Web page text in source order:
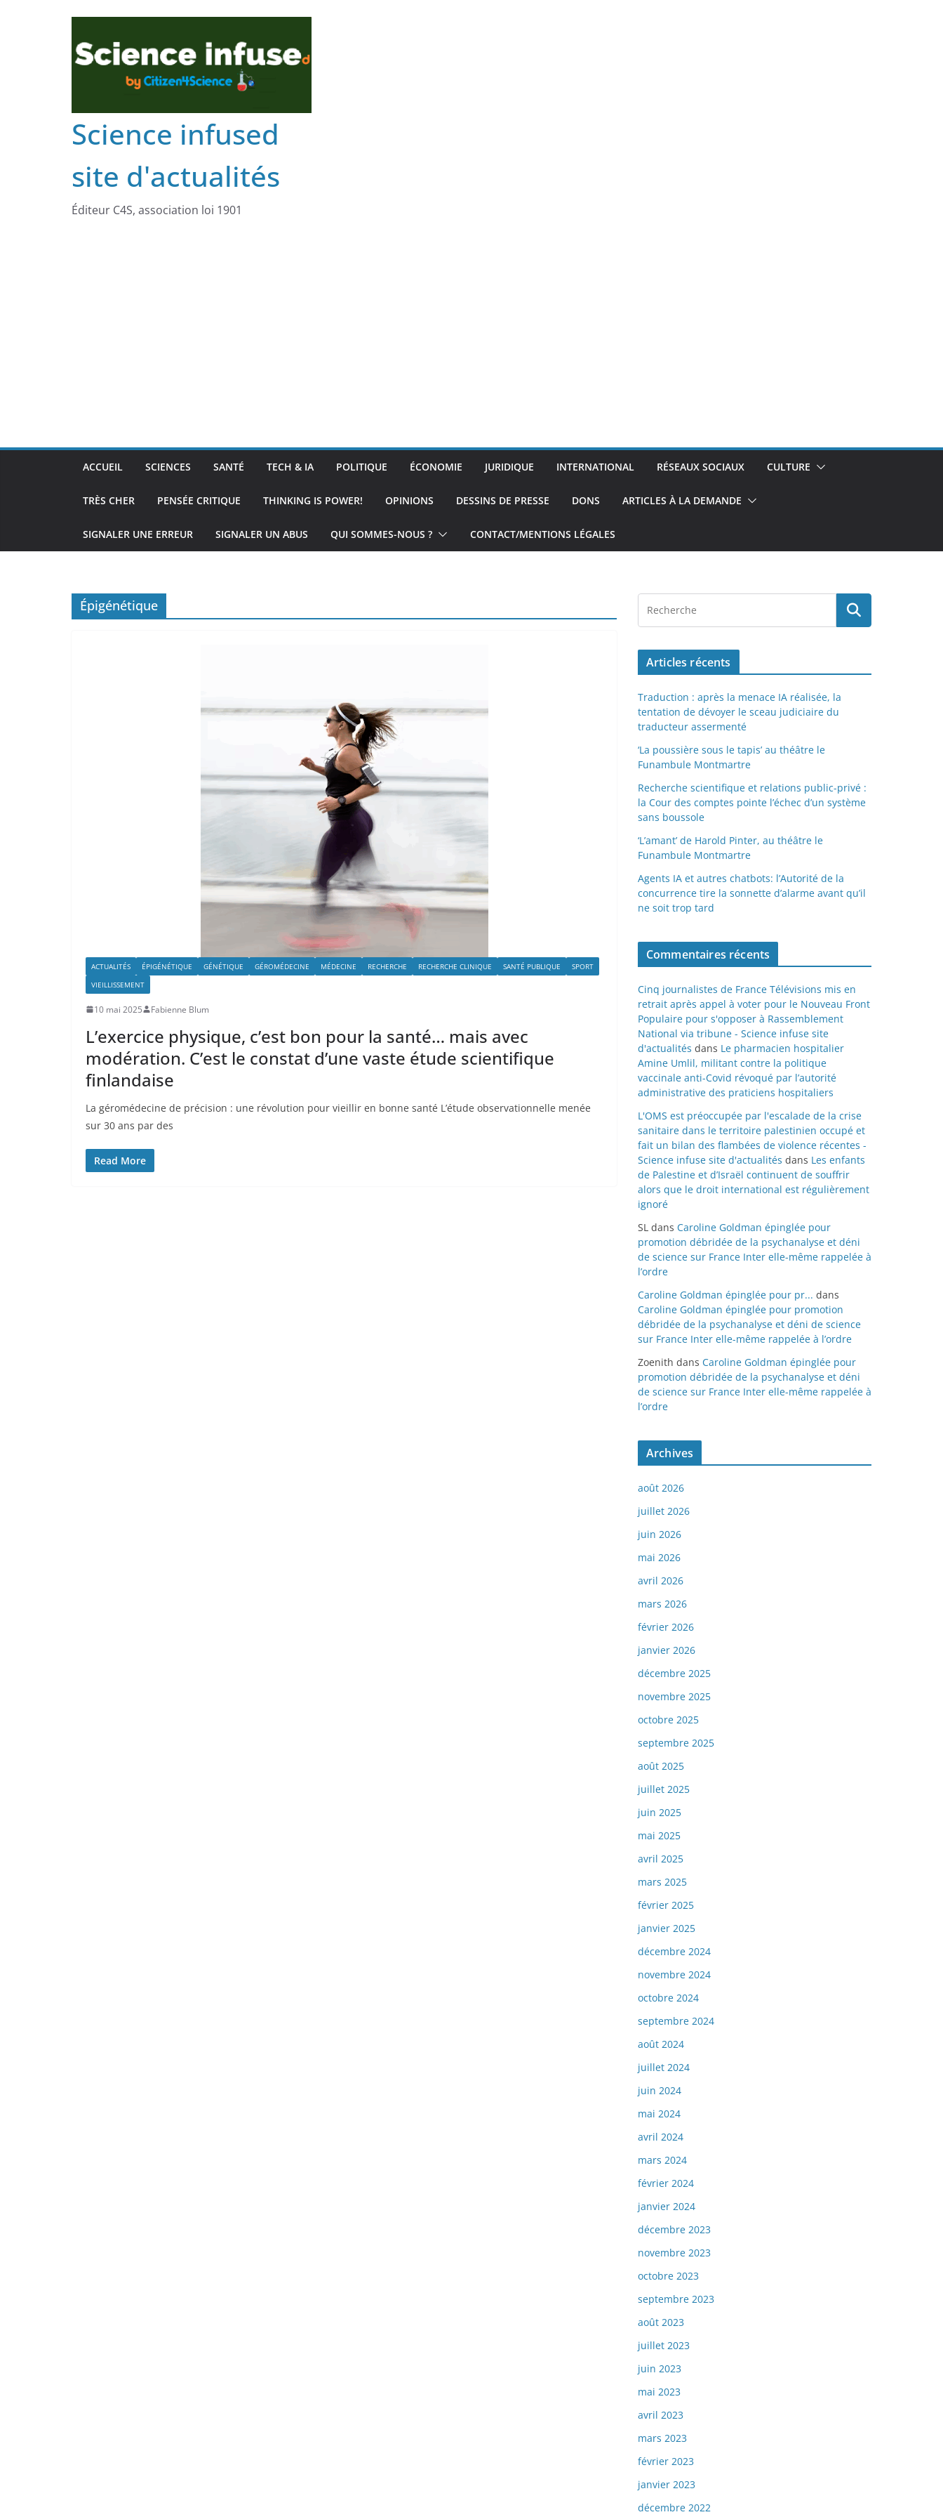
Science infused
site d'actualités
Éditeur C4S, association loi 1901
ACCUEIL SCIENCES SANTÉ TECH & IA POLITIQUE ÉCONOMIE JURIDIQUE INTERNATIONAL RÉSEAUX SOCIAUX CULTURE
TRÈS CHER PENSÉE CRITIQUE THINKING IS POWER! OPINIONS DESSINS DE PRESSE DONS ARTICLES À LA DEMANDE
SIGNALER UNE ERREUR SIGNALER UN ABUS QUI SOMMES-NOUS ? CONTACT/MENTIONS LÉGALES
Épigénétique
ACTUALITÉS ÉPIGÉNÉTIQUE GÉNÉTIQUE GÉROMÉDECINE MÉDECINE RECHERCHE RECHERCHE CLINIQUE SANTÉ PUBLIQUE
SPORT
VIEILLISSEMENT
10 mai 2025 Fabienne Blum
L’exercice physique, c’est bon pour la santé… mais avec
modération. C’est le constat d’une vaste étude scientifique
finlandaise
La géromédecine de précision : une révolution pour vieillir en bonne santé L’étude observationnelle menée
sur 30 ans par des
Read More
Articles récents
Traduction : après la menace IA réalisée, la
tentation de dévoyer le sceau judiciaire du
traducteur assermenté
‘La poussière sous le tapis’ au théâtre le
Funambule Montmartre
Recherche scientifique et relations public-privé :
la Cour des comptes pointe l’échec d’un système
sans boussole
‘L’amant’ de Harold Pinter, au théâtre le
Funambule Montmartre
Agents IA et autres chatbots: l’Autorité de la
concurrence tire la sonnette d’alarme avant qu’il
ne soit trop tard
Commentaires récents
Cinq journalistes de France Télévisions mis en
retrait après appel à voter pour le Nouveau Front
Populaire pour s'opposer à Rassemblement
National via tribune - Science infuse site
d'actualités dans Le pharmacien hospitalier
Amine Umlil, militant contre la politique
vaccinale anti-Covid révoqué par l’autorité
administrative des praticiens hospitaliers
L'OMS est préoccupée par l'escalade de la crise
sanitaire dans le territoire palestinien occupé et
fait un bilan des flambées de violence récentes -
Science infuse site d'actualités dans Les enfants
de Palestine et d’Israël continuent de souffrir
alors que le droit international est régulièrement
ignoré
SL dans Caroline Goldman épinglée pour
promotion débridée de la psychanalyse et déni
de science sur France Inter elle-même rappelée à
l’ordre
Caroline Goldman épinglée pour pr... dans
Caroline Goldman épinglée pour promotion
débridée de la psychanalyse et déni de science
sur France Inter elle-même rappelée à l’ordre
Zoenith dans Caroline Goldman épinglée pour
promotion débridée de la psychanalyse et déni
de science sur France Inter elle-même rappelée à
l’ordre
Archives
août 2026
juillet 2026
juin 2026
mai 2026
avril 2026
mars 2026
février 2026
janvier 2026
décembre 2025
novembre 2025
octobre 2025
septembre 2025
août 2025
juillet 2025
juin 2025
mai 2025
avril 2025
mars 2025
février 2025
janvier 2025
décembre 2024
novembre 2024
octobre 2024
septembre 2024
août 2024
juillet 2024
juin 2024
mai 2024
avril 2024
mars 2024
février 2024
janvier 2024
décembre 2023
novembre 2023
octobre 2023
septembre 2023
août 2023
juillet 2023
juin 2023
mai 2023
avril 2023
mars 2023
février 2023
janvier 2023
décembre 2022